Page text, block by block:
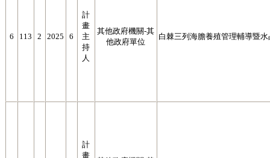
6 113 2 2025 6
計
畫
主
持
人
其他政府機關-其
他政府單位
白棘三列海膽養殖管理輔導暨
計
畫